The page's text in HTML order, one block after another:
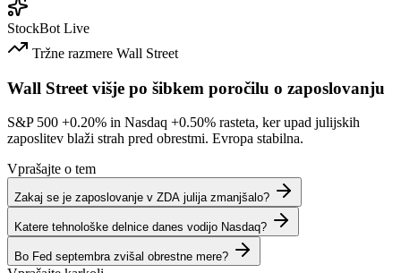
StockBot Live
Tržne razmere Wall Street
Wall Street višje po šibkem poročilu o zaposlovanju
S&P 500 +0.20% in Nasdaq +0.50% rasteta, ker upad julijskih
zaposlitev blaži strah pred obrestmi. Evropa stabilna.
Vprašajte o tem
Zakaj se je zaposlovanje v ZDA julija zmanjšalo?
Katere tehnološke delnice danes vodijo Nasdaq?
Bo Fed septembra zvišal obrestne mere?